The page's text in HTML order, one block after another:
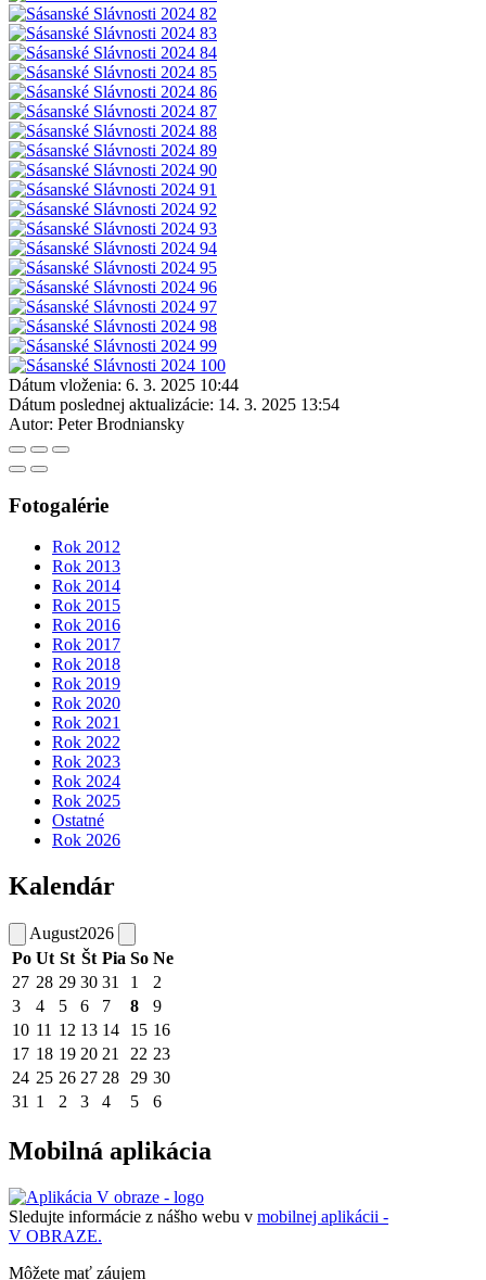
Dátum vloženia: 6. 3. 2025 10:44
Dátum poslednej aktualizácie: 14. 3. 2025 13:54
Autor: Peter Brodniansky
Fotogalérie
Rok 2012
Rok 2013
Rok 2014
Rok 2015
Rok 2016
Rok 2017
Rok 2018
Rok 2019
Rok 2020
Rok 2021
Rok 2022
Rok 2023
Rok 2024
Rok 2025
Ostatné
Rok 2026
Kalendár
August2026
Po Ut St Št Pia So Ne
27 28 29 30 31 1
2
3
4 5 6 7 8
9
10 11 12 13 14 15 16
17 18 19 20 21 22 23
24 25 26 27 28 29 30
31 1 2 3 4 5 6
Mobilná aplikácia
Sledujte informácie z nášho webu v mobilnej aplikácii -
V OBRAZE.
Môžete mať záujem